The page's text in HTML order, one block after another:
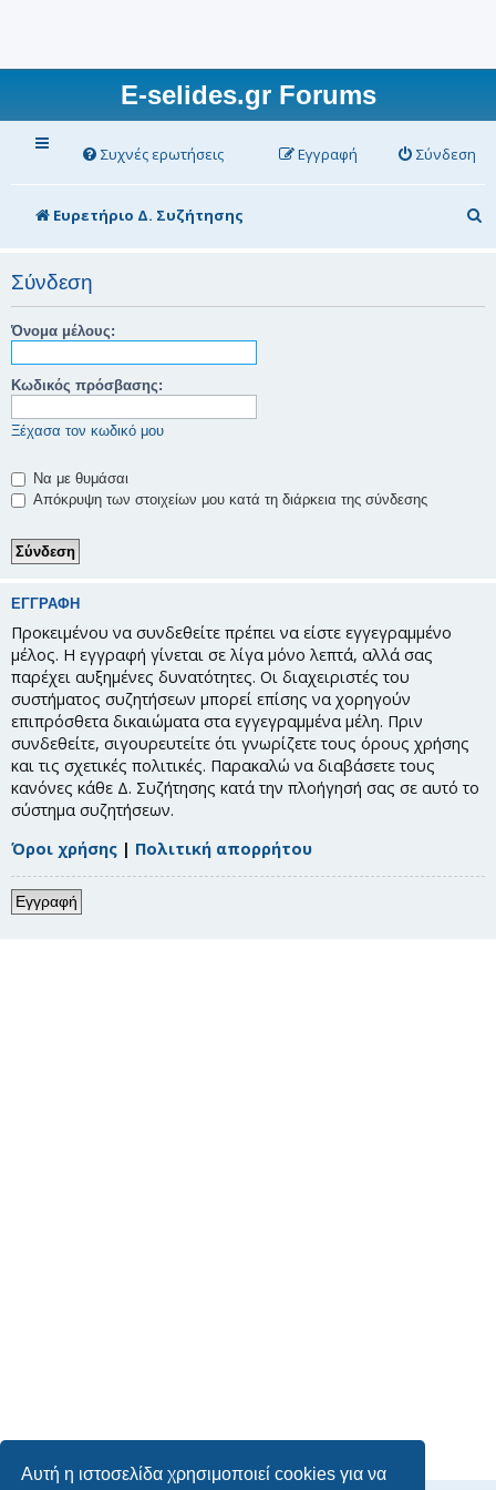
Αυτή η ιστοσελίδα χρησιμοποιεί cookies για να
E-selides.gr Forums
Συχνές ερωτήσεις Σύνδεση
Εγγραφή
Ευρετήριο Δ. Συζήτησης
ν
ζ
Σύνδεση
Όνομα μέλους:
Κωδικός πρόσβασης:
Ξέχασα τον κωδικό μου
Να με θυμάσαι
Απόκρυψη των στοιχείων μου κατά τη διάρκεια της σύνδεσης
ΕΓΓΡΑΦΉ
Προκειμένου να συνδεθείτε πρέπει να είστε εγγεγραμμένο
μέλος. Η εγγραφή γίνεται σε λίγα μόνο λεπτά, αλλά σας
παρέχει αυξημένες δυνατότητες. Οι διαχειριστές του
συστήματος συζητήσεων μπορεί επίσης να χορηγούν
επιπρόσθετα δικαιώματα στα εγγεγραμμένα μέλη. Πριν
συνδεθείτε, σιγουρευτείτε ότι γνωρίζετε τους όρους χρήσης
και τις σχετικές πολιτικές. Παρακαλώ να διαβάσετε τους
κανόνες κάθε Δ. Συζήτησης κατά την πλοήγησή σας σε αυτό το
σύστημα συζητήσεων.
Όροι χρήσης | Πολιτική απορρήτου
Εγγραφή